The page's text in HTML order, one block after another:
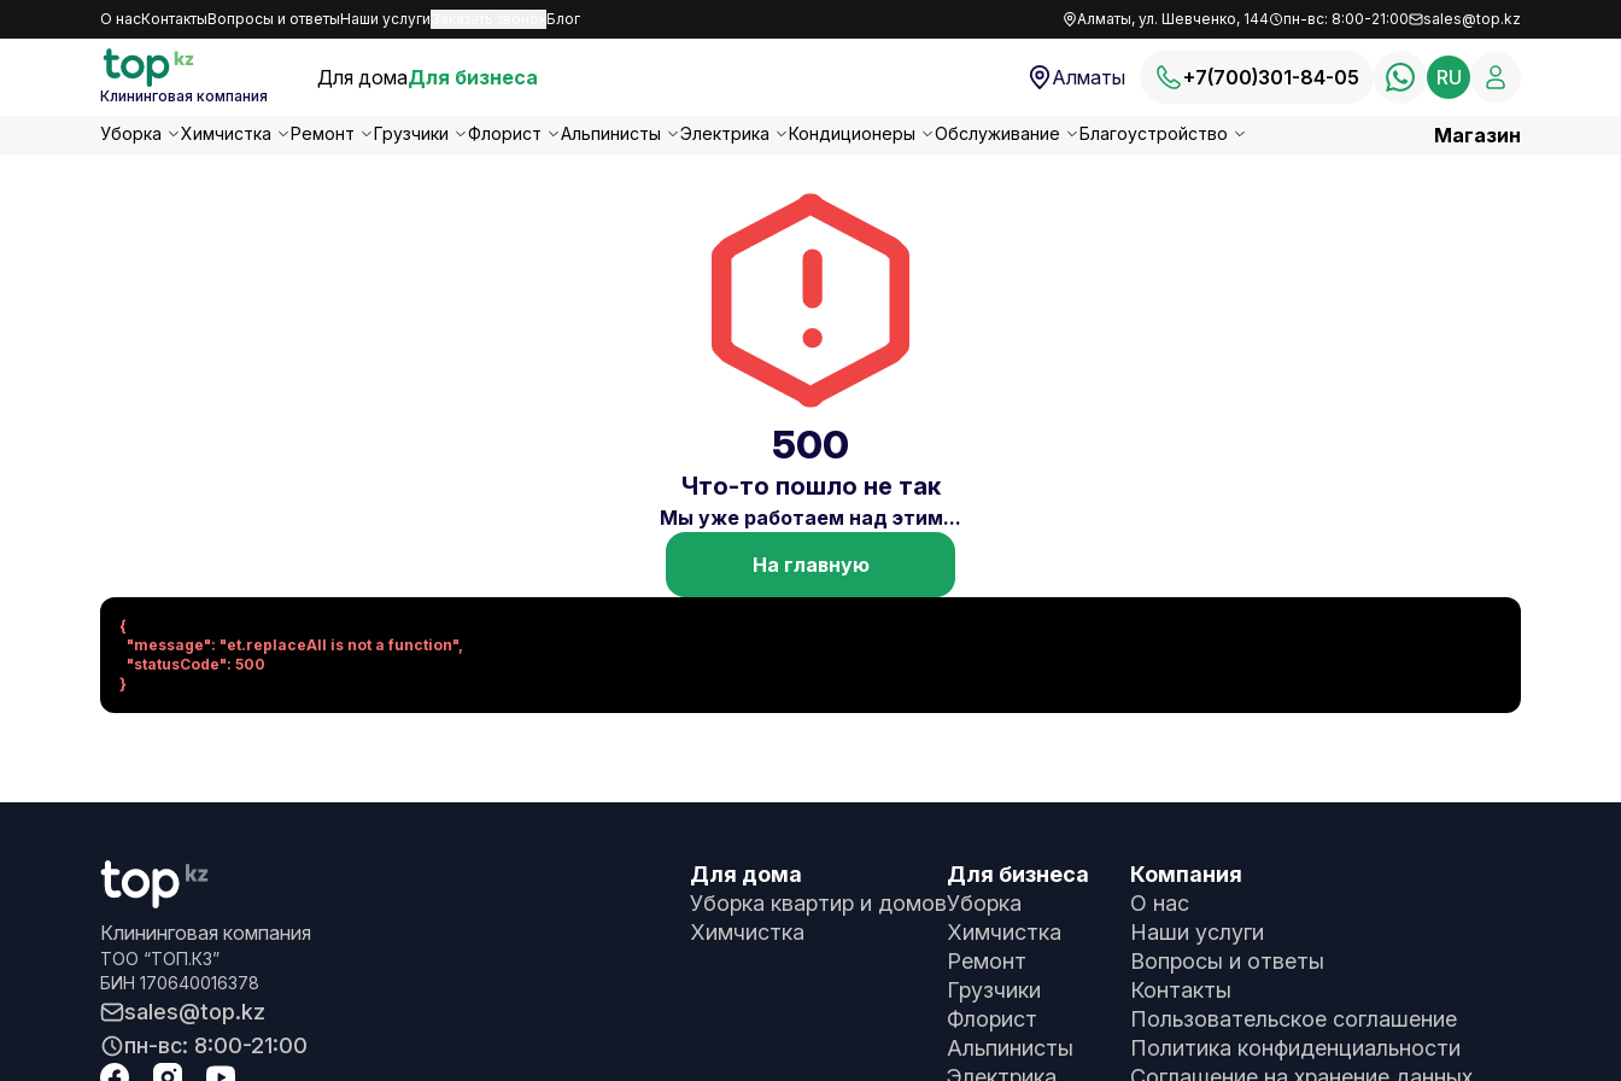
О насКонтактыВопросы и ответыНаши услуги Блог Алматы, ул. Шевченко, 144 пн-вс: 8:00-21:00 sales@top.kz
Клининговая компания
Для домаДля бизнеса Алматы +7(700)301-84-05 RU
Уборка Химчистка Ремонт Грузчики Флорист Альпинисты Электрика Кондиционеры Обслуживание Благоустройство Магазин
500
Что-то пошло не так
Мы уже работаем над этим...
На главную
{
}
Клининговая компания
ТОО “ТОП.КЗ”
БИН 170640016378
sales@top.kz
пн-вс: 8:00-21:00
Для дома
Уборка квартир и домов
Химчистка
Для бизнеса
Уборка
Химчистка
Ремонт
Грузчики
Флорист
Альпинисты
Компания
О нас
Наши услуги
Вопросы и ответы
Контакты
Пользовательское соглашение
Политика конфиденциальности